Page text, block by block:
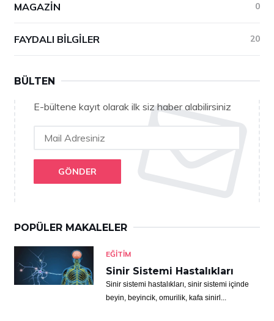
MAGAZIN 0
FAYDALI BILGILER 20
BÜLTEN
E-bültene kayıt olarak ilk siz haber alabilirsiniz
GÖNDER
POPÜLER MAKALELER
EĞITIM
Sinir Sistemi Hastalıkları
Sinir sistemi hastalıkları, sinir sistemi içinde
beyin, beyincik, omurilik, kafa sinirl...